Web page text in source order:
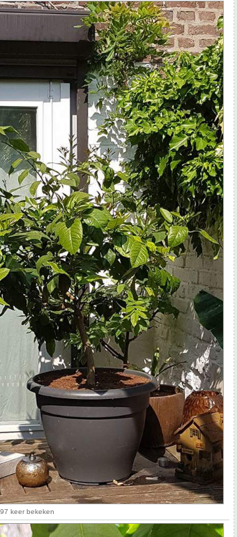
keer bekeken